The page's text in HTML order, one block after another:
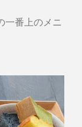
一番上のメニ